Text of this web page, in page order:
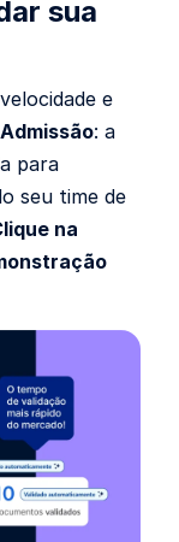
sua
e
: a
para
seu time de
na